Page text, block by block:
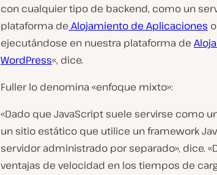
con cualquier tipo de backend, como un
plataforma de Alojamiento de Aplicaciones
ejecutándose en nuestra plataforma de
WordPress«, dice.
Fuller lo denomina «enfoque mixto»:
«Dado que JavaScript suele servirse como
un sitio estático que utilice un framework
servidor administrado por separado», dice.
ventajas de velocidad en los tiempos de